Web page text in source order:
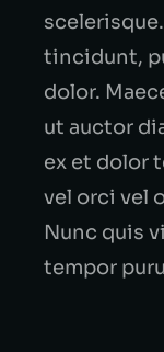
tincidunt,
dolor.
ut auctor
ex et dolor
vel orci vel
Nunc quis
tempor